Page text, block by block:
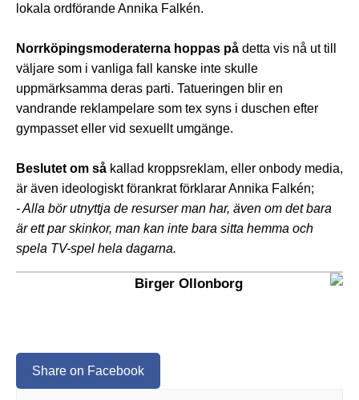
lokala ordförande Annika Falkén.
Norrköpingsmoderaterna hoppas på detta vis nå ut till
väljare som i vanliga fall kanske inte skulle
uppmärksamma deras parti. Tatueringen blir en
vandrande reklampelare som tex syns i duschen efter
gympasset eller vid sexuellt umgänge.
Beslutet om så kallad kroppsreklam, eller onbody media,
är även ideologiskt förankrat förklarar Annika Falkén;
- Alla bör utnyttja de resurser man har, även om det bara
är ett par skinkor, man kan inte bara sitta hemma och
spela TV-spel hela dagarna.
Birger Ollonborg
Share on Facebook